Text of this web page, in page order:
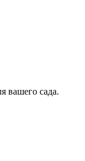
вашего сада.